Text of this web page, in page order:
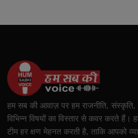
हम सब की आवाज़ पर हम राजनीति,
विभिन्न विषयों का विस्तार से कवर करते हैं।
टीम हर क्षण मेहनत करती है, ताकि आपको